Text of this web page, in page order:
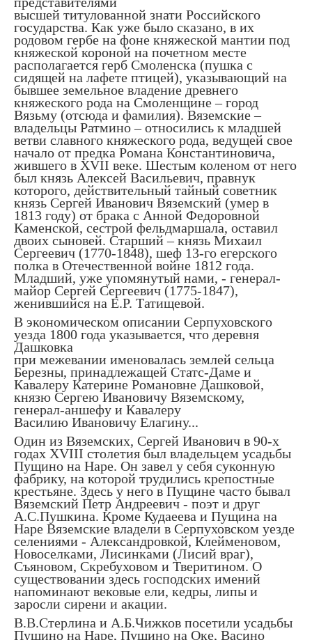
высшей титулованной знати Российского
государства. Как уже было сказано, в их
родовом гербе на фоне княжеской мантии под
княжеской короной на почетном месте
располагается герб Смоленска (пушка с
сидящей на лафете птицей), указывающий на
бывшее земельное владение древнего
княжеского рода на Смоленщине – город
Вязьму (отсюда и фамилия). Вяземские –
владельцы Ратмино – относились к младшей
ветви славного княжеского рода, ведущей свое
начало от предка Романа Константиновича,
жившего в XVII веке. Шестым коленом от него
был князь Алексей Васильевич, правнук
которого, действительный тайный советник
князь Сергей Иванович Вяземский (умер в
1813 году) от брака с Анной Федоровной
Каменской, сестрой фельдмаршала, оставил
двоих сыновей. Старший – князь Михаил
Сергеевич (1770-1848), шеф 13-го егерского
полка в Отечественной войне 1812 года.
Младший, уже упомянутый нами, - генерал-
майор Сергей Сергеевич (1775-1847),
женившийся на Е.Р. Татищевой.
В экономическом описании Серпуховского
уезда 1800 года указывается, что деревня
Дашковка
при межевании именовалась землей сельца
Березны, принадлежащей Статс-Даме и
Кавалеру Катерине Романовне Дашковой,
князю Сергею Ивановичу Вяземскому,
генерал-аншефу и Кавалеру
Василию Ивановичу Елагину...
Один из Вяземских, Сергей Иванович в 90-х
годах XVIII столетия был владельцем усадьбы
Пущино на Наре. Он завел у себя суконную
фабрику, на которой трудились крепостные
крестьяне. Здесь у него в Пущине часто бывал
Вяземский Петр Андреевич - поэт и друг
А.С.Пушкина. Кроме Кудаеева и Пущина на
Наре Вяземские владели в Серпуховском уезде
селениями - Александровкой, Клейменовом,
Новоселками, Лисинками (Лисий враг),
Съяновом, Скребуховом и Тверитином. О
существовании здесь господских имений
напоминают вековые ели, кедры, липы и
заросли сирени и акации.
В.В.Стерлина и А.Б.Чижков посетили усадьбы
Пущино на Наре, Пущино на Оке, Васино